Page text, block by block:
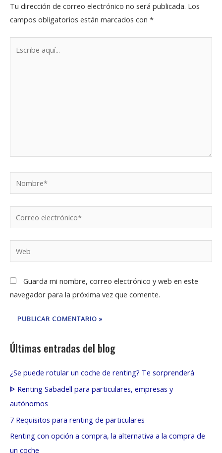
Tu dirección de correo electrónico no será publicada. Los
campos obligatorios están marcados con *
Nombre*
electrónico*
Guarda mi nombre, correo electrónico y web en este
navegador para la próxima vez que comente.
Últimas entradas del blog
¿Se puede rotular un coche de renting? Te sorprenderá
ᐈ Renting Sabadell para particulares, empresas y
autónomos
7 Requisitos para renting de particulares
Renting con opción a compra, la alternativa a la compra de
un coche